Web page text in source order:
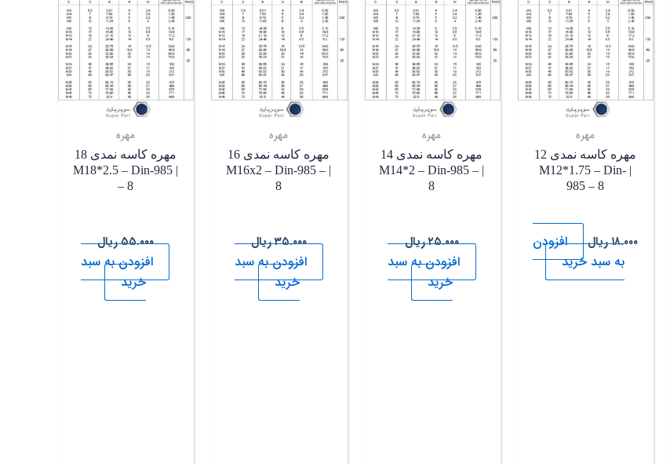
مهره
مهره کاسه نمدی 12
| M12*1.75 – Din-
985 – 8
۱۸.۰۰۰ریال
افزودن
به سبد خرید
مهره
مهره کاسه نمدی 14
| M14*2 – Din-985 –
8
۲۵.۰۰۰ریال
افزودن به سبد
خرید
مهره
مهره کاسه نمدی 16
| M16x2 – Din-985 –
8
۳۵.۰۰۰ریال
افزودن به سبد
خرید
مهره
مهره کاسه نمدی 18
| M18*2.5 – Din-985
– 8
۵۵.۰۰۰ریال
افزودن به سبد
خرید